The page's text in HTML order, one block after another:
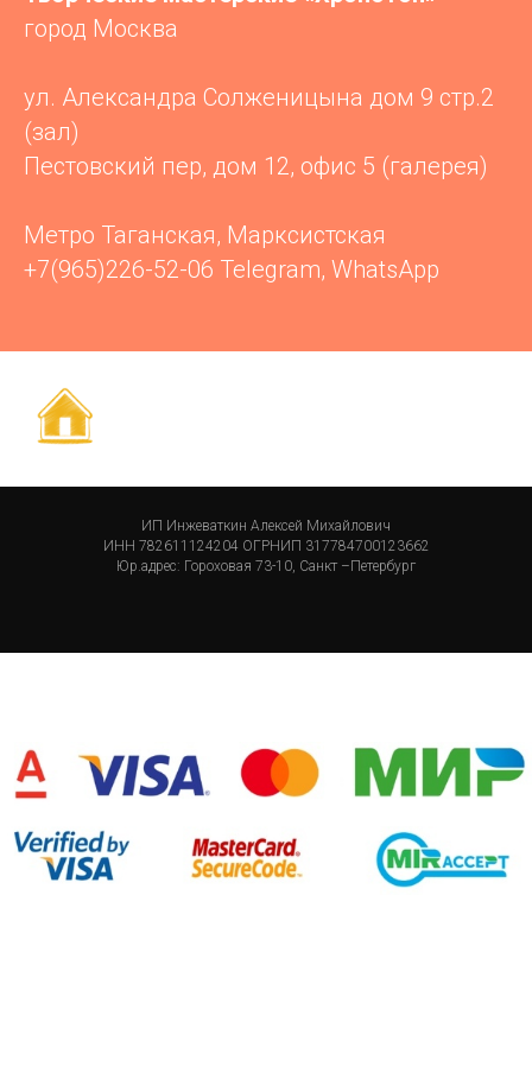
город Москва
ул. Александра Солженицына дом 9 стр.2
(зал)
Пестовский пер, дом 12, офис 5 (галерея)
Метро Таганская, Марксистская
+7(965)226-52-06 Telegram, WhatsApp
ИП Инжеваткин Алексей Михайлович
ИНН 782611124204 ОГРНИП 317784700123662
Юр.адрес: Гороховая 73-10, Санкт –Петербург